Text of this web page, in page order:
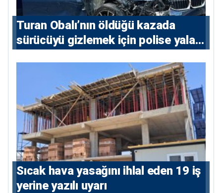
Turan Obalı’nın öldüğü kazada
sürücüyü gizlemek için polise yalan
Sıcak hava yasağını ihlal eden 19 iş
yerine yazılı uyarı